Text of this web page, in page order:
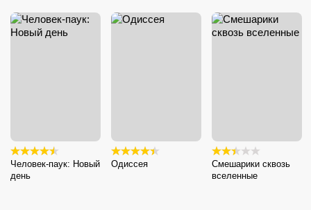
Человек-паук: Новый
день
Одиссея
Смешарики сквозь
вселенные